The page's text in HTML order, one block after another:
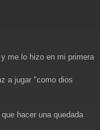
me lo hizo en mi primera
a jugar "como dios
hacer una quedada